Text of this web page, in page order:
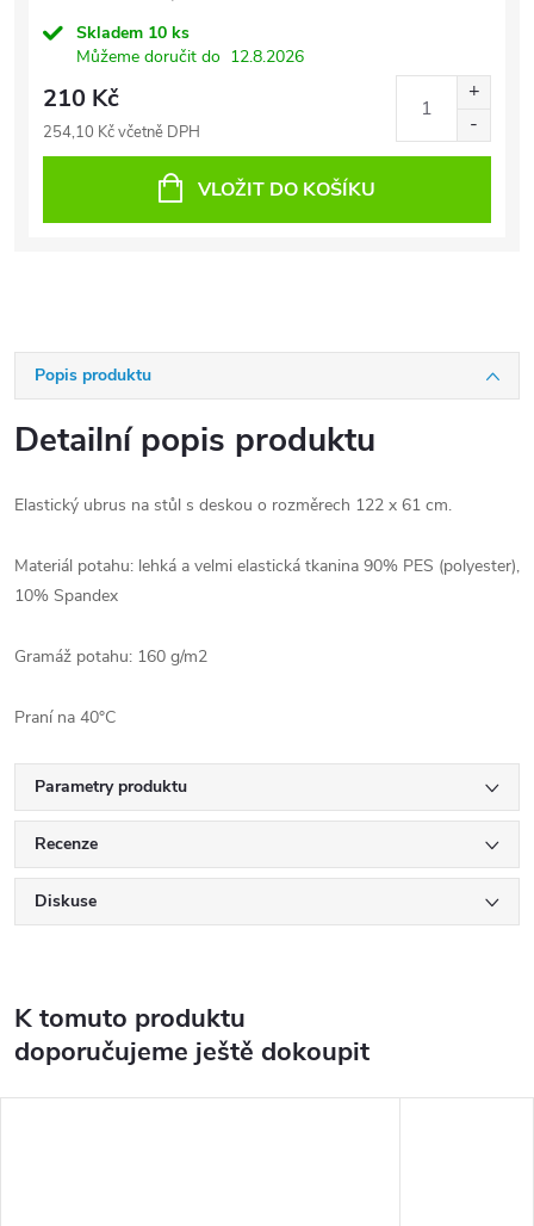
Skladem 10 ks
Můžeme doručit do 12.8.2026
210 Kč
254,10 Kč včetně DPH
VLOŽIT DO KOŠÍKU
Popis produktu
Detailní popis produktu
Elastický ubrus na stůl s deskou o rozměrech 122 x 61 cm.
Materiál potahu: lehká a velmi elastická tkanina 90% PES (polyester),
10% Spandex
Gramáž potahu: 160 g/m2
Praní na 40°C
Parametry produktu
Recenze
Diskuse
K tomuto produktu
doporučujeme ještě dokoupit